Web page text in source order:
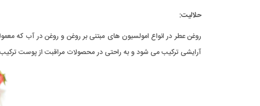
حلالیت:
روغن عطر در انواع امولسیون های مبتنی بر روغن و روغن در آب که
آرایشی ترکیب می شود و به راحتی در محصولات مراقبت از پوست